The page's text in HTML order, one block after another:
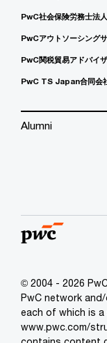
PwC社会保険労務士法人
PwCアウトソーシング
PwC関税貿易アドバイ
PwC TS Japan合同会
Alumni
© 2004 - 2026
PwC network
each of which is a
www.pwc.com/